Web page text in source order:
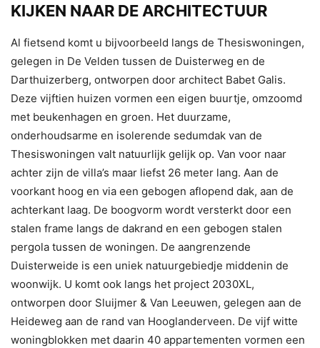
KIJKEN NAAR DE ARCHITECTUUR
Al fietsend komt u bijvoorbeeld langs de Thesiswoningen,
gelegen in De Velden tussen de Duisterweg en de
Darthuizerberg, ontworpen door architect Babet Galis.
Deze vijftien huizen vormen een eigen buurtje, omzoomd
met beukenhagen en groen. Het duurzame,
onderhoudsarme en isolerende sedumdak van de
Thesiswoningen valt natuurlijk gelijk op. Van voor naar
achter zijn de villa’s maar liefst 26 meter lang. Aan de
voorkant hoog en via een gebogen aflopend dak, aan de
achterkant laag. De boogvorm wordt versterkt door een
stalen frame langs de dakrand en een gebogen stalen
pergola tussen de woningen. De aangrenzende
Duisterweide is een uniek natuurgebiedje middenin de
woonwijk. U komt ook langs het project 2030XL,
ontworpen door Sluijmer & Van Leeuwen, gelegen aan de
Heideweg aan de rand van Hooglanderveen. De vijf witte
woningblokken met daarin 40 appartementen vormen een